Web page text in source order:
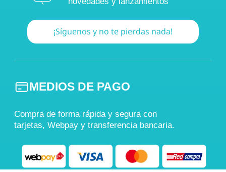
¡Síguenos y no te pierdas nada!
MEDIOS DE PAGO
Compra de forma rápida y segura con
tarjetas, Webpay y transferencia bancaria.